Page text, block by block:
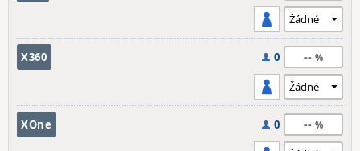
X360 0 --
XOne 0 --